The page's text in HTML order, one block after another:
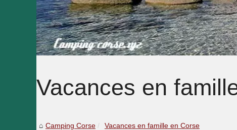
Vacances en
Camping Corse Vacances en famille en Corse